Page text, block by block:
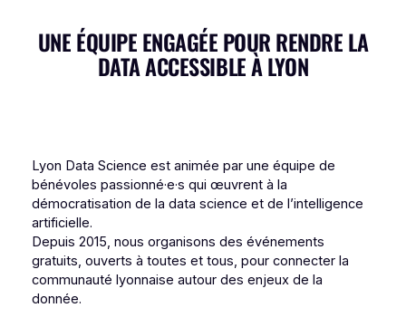
UNE ÉQUIPE ENGAGÉE POUR RENDRE LA
DATA ACCESSIBLE À LYON
Lyon Data Science est animée par une équipe de
bénévoles passionné·e·s qui œuvrent à la
démocratisation de la data science et de l’intelligence
artificielle.
Depuis 2015, nous organisons des événements
gratuits, ouverts à toutes et tous, pour connecter la
communauté lyonnaise autour des enjeux de la
donnée.